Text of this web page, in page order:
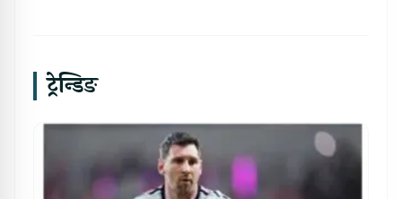
ट्रेन्डिङ